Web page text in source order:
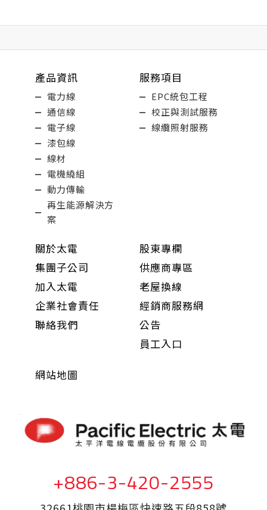
產品資訊
電力線
通信線
電子線
漆包線
線材
電機繞組
動力傳輸
再生能源解決方
案
服務項目
EPC統包工程
校正與測試服務
線纜照射服務
關於太電
集團子公司
加入太電
企業社會責任
聯絡我們
股東專欄
供應商專區
老屋換線
經銷商服務網
公告
員工入口
網站地圖
+886-3-420-2555